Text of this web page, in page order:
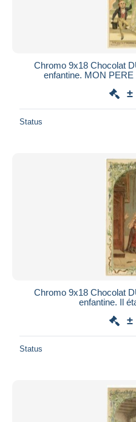
Chromo 9x18 Chocolat
enfantine. MON
±
Status
Chromo 9x18 Chocolat
enfantine. Il
±
Status